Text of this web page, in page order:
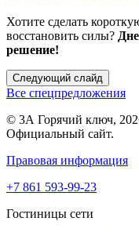
Хотите сделать
восстановить силы?
решение!
Следующий слайд
Все спецпредложения
© 3А Горячий ключ,
Официальный сайт.
Правовая информация
+7 861 593-99-23
Гостиницы сети